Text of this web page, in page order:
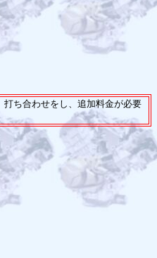
打ち合わせをし、追加料金が必要